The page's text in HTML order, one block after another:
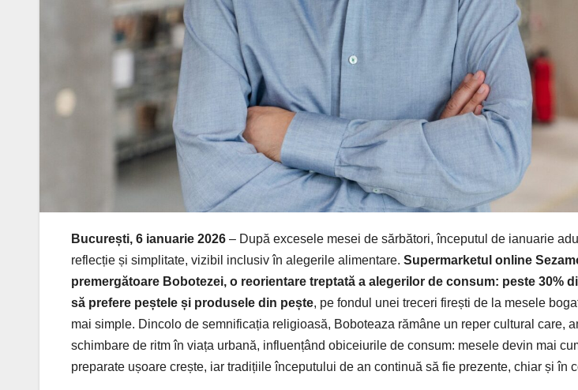
București, 6 ianuarie 2026 – După excesele mesei de sărbători, începutul de ianuarie
reflecție și simplitate, vizibil inclusiv în alegerile alimentare. Supermarketul online
premergătoare Bobotezei, o reorientare treptată a alegerilor de consum: peste 30%
să prefere peștele și produsele din pește, pe fondul unei treceri firești de la mesele
mai simple. Dincolo de semnificația religioasă, Boboteaza rămâne un reper cultural care,
schimbare de ritm în viața urbană, influențând obiceiurile de consum: mesele devin mai
preparate ușoare crește, iar tradițiile începutului de an continuă să fie prezente, chiar și în